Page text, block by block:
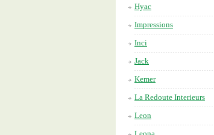
Hyac
Impressions
Inci
Jack
Kemer
La Redoute Interieurs
Leon